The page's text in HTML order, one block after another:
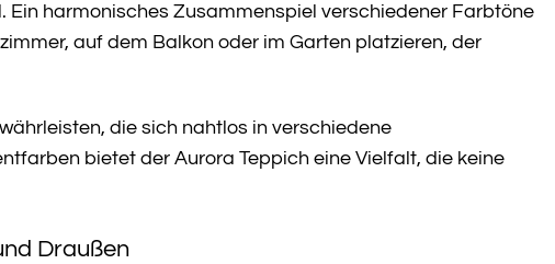
harmonisches Zusammenspiel verschiedener Farbtöne
auf dem Balkon oder im Garten platzieren, der
die sich nahtlos in verschiedene
bietet der Aurora Teppich eine Vielfalt, die keine
Draußen